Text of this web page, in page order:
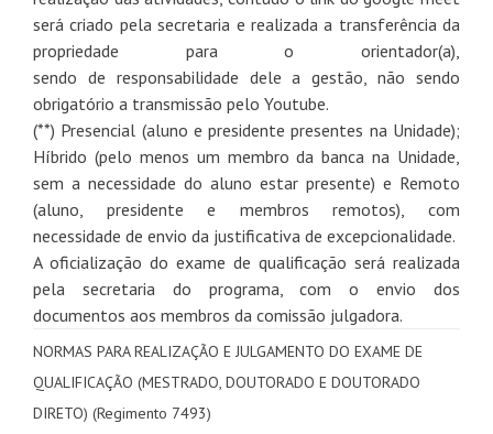
será criado pela secretaria e realizada a transferência da
propriedade para o orientador(a),
sendo de responsabilidade dele a gestão, não sendo
obrigatório a transmissão pelo Youtube.
(**) Presencial (aluno e presidente presentes na Unidade);
Híbrido (pelo menos um membro da banca na Unidade,
sem a necessidade do aluno estar presente) e Remoto
(aluno, presidente e membros remotos), com
necessidade de envio da justificativa de excepcionalidade.
A oficialização do exame de qualificação será realizada
pela secretaria do programa, com o envio dos
documentos aos membros da comissão julgadora.
NORMAS PARAREALIZAÇÃO E JULGAMENTO DO EXAME DE
QUALIFICAÇÃO (MESTRADO, DOUTORADO E DOUTORADO
DIRETO) (Regimento 7493)